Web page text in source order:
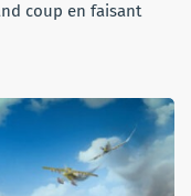
coup en faisant